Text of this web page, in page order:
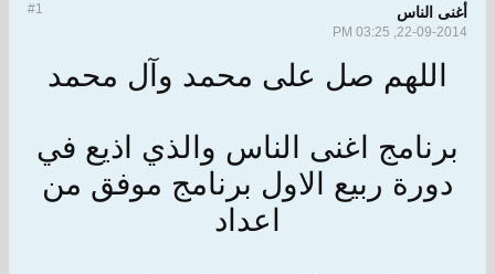
#1 أغنى الناس
22-09-2014, 03:25 PM
اللهم صل على محمد وآل محمد
برنامج اغنى الناس والذي اذيع في
دورة ربيع الاول برنامج موفق من
اعداد